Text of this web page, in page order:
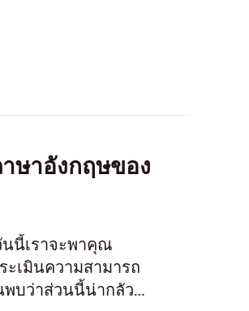
ษาอังกฤษของ
นี้เราจะพาคุณ
ะเมินความสามารถ
พบว่าส่วนนี้น่ากลัว